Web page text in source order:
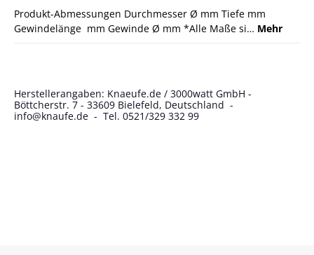
Produkt-Abmessungen Durchmesser Ø mm Tiefe mm
Gewindelänge mm Gewinde Ø mm *Alle Maße si… Mehr
Herstellerangaben: Knaeufe.de / 3000watt GmbH -
Böttcherstr. 7 - 33609 Bielefeld, Deutschland -
info@knaufe.de - Tel. 0521/329 332 99